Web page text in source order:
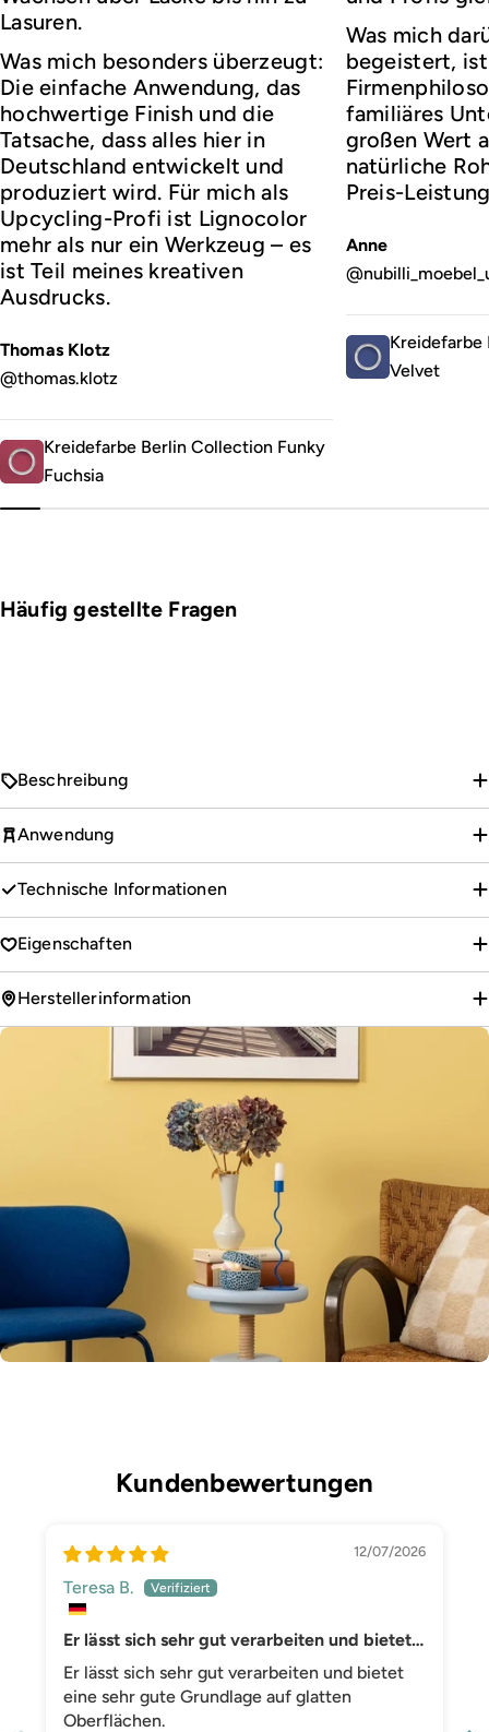
Lasuren.
Was mich besonders überzeugt:
Die einfache Anwendung, das
hochwertige Finish und die
Tatsache, dass alles hier in
Deutschland entwickelt und
produziert wird. Für mich als
Upcycling-Profi ist Lignocolor
mehr als nur ein Werkzeug – es
ist Teil meines kreativen
Ausdrucks.
Thomas Klotz
@thomas.klotz
Kreidefarbe Berlin Collection Funky
Fuchsia
Was mich
begeistert,
familiäres
großen Wert
natürliche
Preis-
Anne
Kreidefarbe
Velvet
Häufig gestellte Fragen
Beschreibung
Anwendung
Technische Informationen
Eigenschaften
Herstellerinformation
Kundenbewertungen
12/07/2026
Teresa B.
Er lässt sich sehr gut verarbeiten und bietet
eine sehr gute Grundlage auf glatten
Oberflächen
Er lässt sich sehr gut verarbeiten und bietet
eine sehr gute Grundlage auf glatten
Oberflächen.